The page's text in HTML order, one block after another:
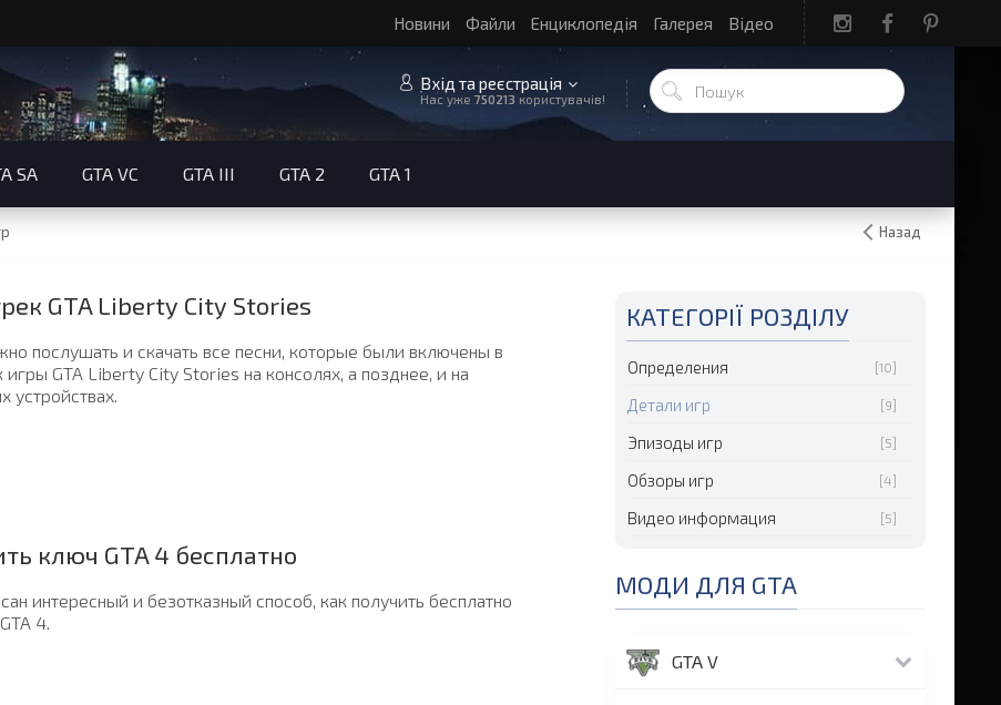
Новини Файли Енциклопедія Галерея Відео
Вхід та реєстрація
Нас уже 750213 користувачів!
SA GTA VC GTA III GTA 2 GTA 1
Назад
GTA Liberty City Stories
послушать и скачать все песни, которые были включены в
игры GTA Liberty City Stories на консолях, а позднее, и на
устройствах.
ключ GTA 4 бесплатно
интересный и безотказный способ, как получить бесплатно
4.
КАТЕГОРІЇ РОЗДІЛУ
Определения [10]
Детали игр [9]
Эпизоды игр [5]
Обзоры игр [4]
Видео информация [5]
МОДИ ДЛЯ GTA
GTA V